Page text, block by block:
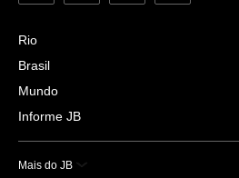
Rio
Brasil
Mundo
Informe JB
Mais do JB